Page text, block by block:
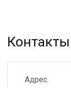
Контакты
Адрес